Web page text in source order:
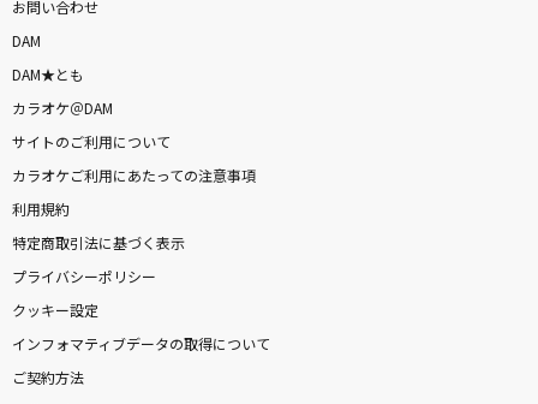
お問い合わせ
DAM
DAM★とも
カラオケ＠DAM
サイトのご利用について
カラオケご利用にあたっての注意事項
利用規約
特定商取引法に基づく表示
プライバシーポリシー
クッキー設定
インフォマティブデータの取得について
ご契約方法